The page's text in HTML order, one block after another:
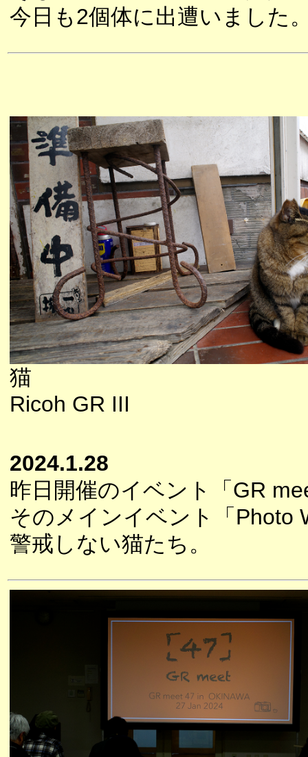
今日も2個体に出遭いました
猫
Ricoh GR III
2024.1.28
昨日開催のイベント「GR
そのメインイベント「Photo
警戒しない猫たち。